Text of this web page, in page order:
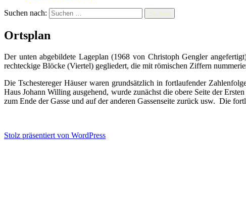
Suchen nach:
Ortsplan
Der unten abgebildete Lageplan (1968 von Christoph Gengler
rechteckige Blöcke (Viertel) gegliedert, die mit römischen Ziffern
Die Tschestereger Häuser waren grundsätzlich in fortlaufender
Haus Johann Willing ausgehend, wurde zunächst die obere Seite der
zum Ende der Gasse und auf der anderen Gassenseite zurück usw. Die
Stolz präsentiert von WordPress